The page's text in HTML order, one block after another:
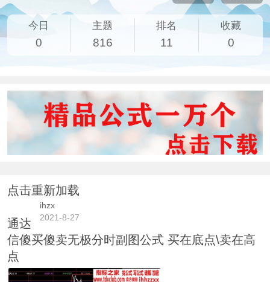
今日
0
主题
816
排名
11
收藏
0
点击重新加载
ihzx
2021-8-27
通达
信傻买傻卖无极分时副图公式 买在底点\卖在高
点